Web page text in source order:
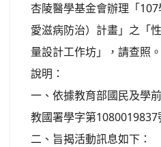
杏陵醫學基金會辦理「
愛滋病防治）計畫」之「
量設計工作坊」，請查照。
說明：
一、依據教育部國民及學
教國署學字第1080019837
二、旨揭活動訊息如下：